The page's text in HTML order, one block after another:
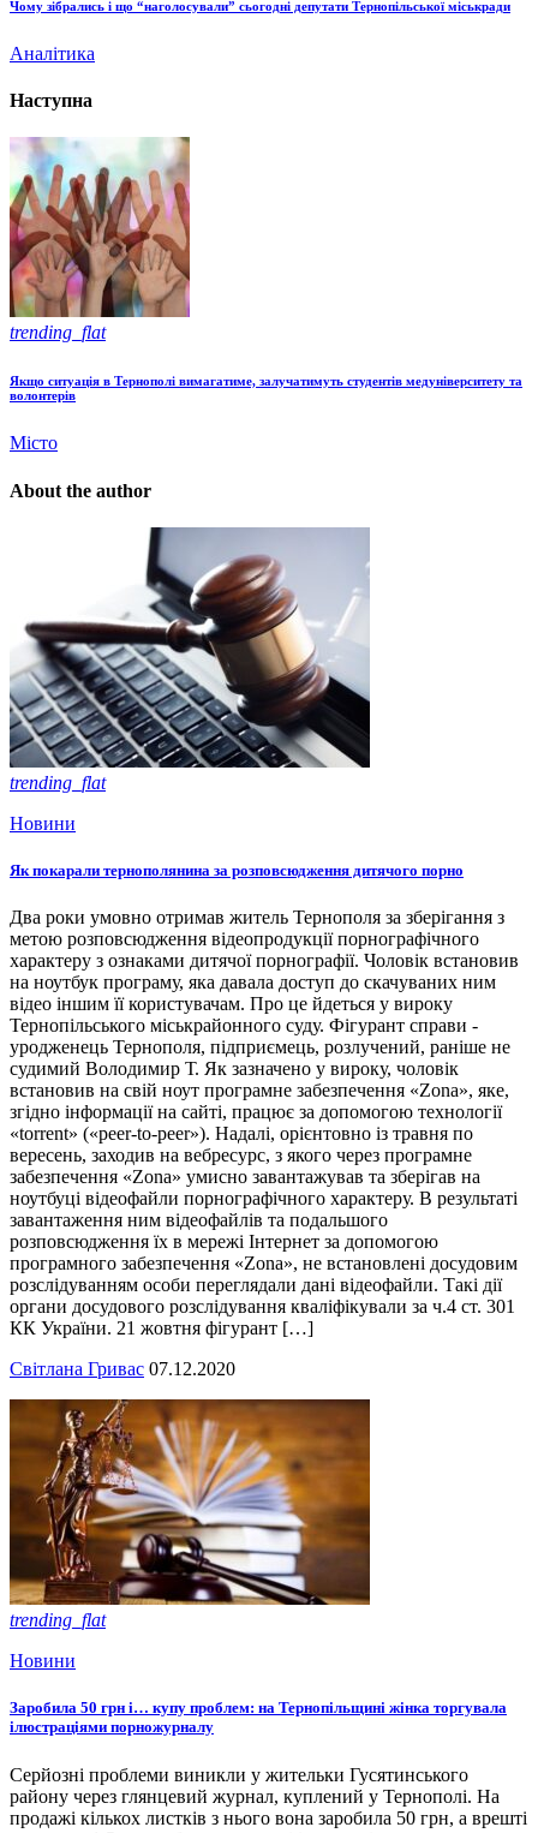
Чому зібрались і що “наголосували” сьогодні депутати Тернопільської міськради
Аналітика
Наступна
trending_flat
Якщо ситуація в Тернополі вимагатиме, залучатимуть студентів медуніверситету та
волонтерів
Місто
About the author
trending_flat
Новини
Як покарали тернополянина за розповсюдження дитячого порно
Два роки умовно отримав житель Тернополя за зберігання з
метою розповсюдження відеопродукції порнографічного
характеру з ознаками дитячої порнографії. Чоловік встановив
на ноутбук програму, яка давала доступ до скачуваних ним
відео іншим її користувачам. Про це йдеться у вироку
Тернопільського міськрайонного суду. Фігурант справи -
уродженець Тернополя, підприємець, розлучений, раніше не
судимий Володимир Т. Як зазначено у вироку, чоловік
встановив на свій ноут програмне забезпечення «Zona», яке,
згідно інформації на сайті, працює за допомогою технології
«torrent» («peer-to-peer»). Надалі, орієнтовно із травня по
вересень, заходив на вебресурс, з якого через програмне
забезпечення «Zona» умисно завантажував та зберігав на
ноутбуці відеофайли порнографічного характеру. В результаті
завантаження ним відеофайлів та подальшого
розповсюдження їх в мережі Інтернет за допомогою
програмного забезпечення «Zona», не встановлені досудовим
розслідуванням особи переглядали дані відеофайли. Такі дії
органи досудового розслідування кваліфікували за ч.4 ст. 301
КК України. 21 жовтня фігурант […]
Світлана Гривас 07.12.2020
trending_flat
Новини
Заробила 50 грн і… купу проблем: на Тернопільщині жінка торгувала
ілюстраціями порножурналу
Серйозні проблеми виникли у жительки Гусятинського
району через глянцевий журнал, куплений у Тернополі. На
продажі кількох листків з нього вона заробила 50 грн, а врешті